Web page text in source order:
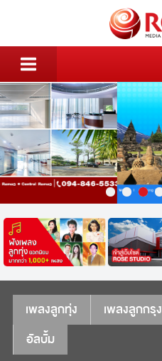
เพลงลูกทุ่ง เพลงลูกกรุง
อัลบั้ม